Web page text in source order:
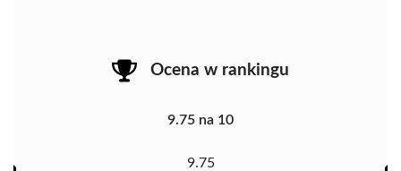
Ocena w rankingu
9.75 na 10
9.75